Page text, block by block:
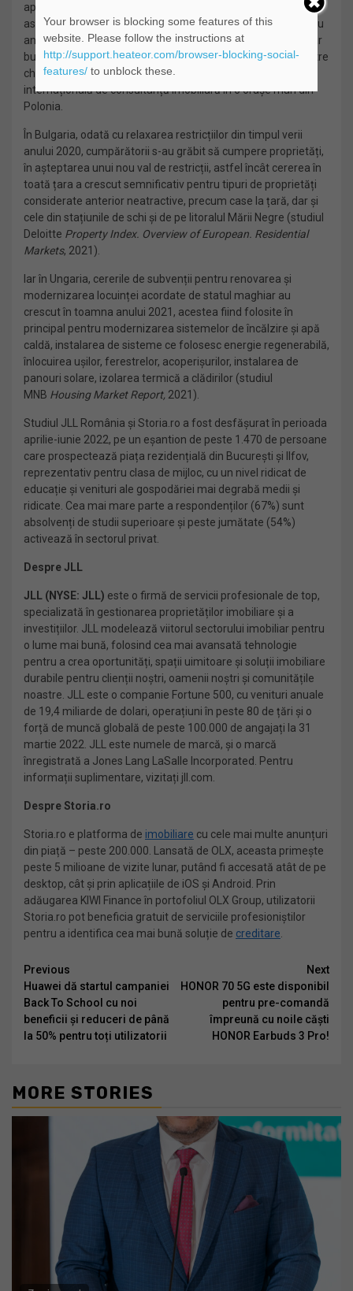
apartamente cu balcoane, logii, terase sau grădini. De
asemenea, foarte importantă este permisiunea de a locui cu
animale de companie – pentru 60% dintre respondenți – , iar
bucătăriile open space nu mai sunt dorite decât de 25% dintre
chiriași, potrivit unui sondaj realizat de o companie
internațională de consultanță imobiliară în 6 orașe mari din
Polonia.
În Bulgaria, odată cu relaxarea restricțiilor din timpul verii
anului 2020, cumpărătorii s-au grăbit să cumpere proprietăți,
în așteptarea unui nou val de restricții, astfel încât cererea în
toată țara a crescut semnificativ pentru tipuri de proprietăți
considerate anterior neatractive, precum case la țară, dar și
cele din stațiunile de schi și de pe litoralul Mării Negre (studiul
Deloitte Property Index. Overview of European. Residential
Markets, 2021).
Iar în Ungaria, cererile de subvenții pentru renovarea și
modernizarea locuinței acordate de statul maghiar au
crescut în toamna anului 2021, acestea fiind folosite în
principal pentru modernizarea sistemelor de încălzire și apă
caldă, instalarea de sisteme ce folosesc energie regenerabilă,
înlocuirea ușilor, ferestrelor, acoperișurilor, instalarea de
panouri solare, izolarea termică a clădirilor (studiul
MNB Housing Market Report, 2021).
Studiul JLL România și Storia.ro a fost desfășurat în perioada
aprilie-iunie 2022, pe un eșantion de peste 1.470 de persoane
care prospectează piața rezidențială din București și llfov,
reprezentativ pentru clasa de mijloc, cu un nivel ridicat de
educație și venituri ale gospodăriei mai degrabă medii și
ridicate. Cea mai mare parte a respondenților (67%) sunt
absolvenți de studii superioare și peste jumătate (54%)
activează în sectorul privat.
Despre JLL
JLL (NYSE: JLL) este o firmă de servicii profesionale de top,
specializată în gestionarea proprietăților imobiliare și a
investițiilor. JLL modelează viitorul sectorului imobiliar pentru
o lume mai bună, folosind cea mai avansată tehnologie
pentru a crea oportunități, spații uimitoare și soluții imobiliare
durabile pentru clienții noștri, oamenii noștri și comunitățile
noastre. JLL este o companie Fortune 500, cu venituri anuale
de 19,4 miliarde de dolari, operațiuni în peste 80 de țări și o
forță de muncă globală de peste 100.000 de angajați la 31
martie 2022. JLL este numele de marcă, și o marcă
înregistrată a Jones Lang LaSalle Incorporated. Pentru
informații suplimentare, vizitați jll.com.
Despre Storia.ro
Storia.ro e platforma de imobiliare cu cele mai multe anunțuri
din piață – peste 200.000. Lansată de OLX, aceasta primește
peste 5 milioane de vizite lunar, putând fi accesată atât de pe
desktop, cât și prin aplicațiile de iOS și Android. Prin
adăugarea KIWI Finance în portofoliul OLX Group, utilizatorii
Storia.ro pot beneficia gratuit de serviciile profesioniștilor
pentru a identifica cea mai bună soluție de creditare
Continue
Reading
Previous
Huawei dă startul campaniei
Back To School cu noi
beneficii și reduceri de până
la 50% pentru toți utilizatorii
Next
HONOR 70 5G este disponibil
pentru pre-comandă
împreună cu noile căști
HONOR Earbuds 3 Pro!
MORE STORIES
Your browser is blocking some features of this
website. Please follow the instructions at
http://support.heateor.com/browser-blocking-social-
features/to unblock these.